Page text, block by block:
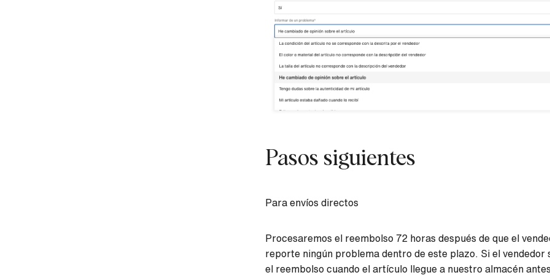
Pasos siguientes
Para envíos directos
Procesaremos el reembolso 72 horas después de que el
reporte ningún problema dentro de este plazo. Si el
el reembolso cuando el artículo llegue a nuestro almacén